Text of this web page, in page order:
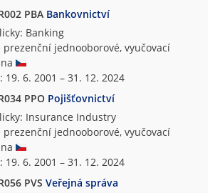
PBA Bankovnictví
Banking
prezenční jednooborové, vyučovací
19. 6. 2001 – 31. 12. 2024
PPO Pojišťovnictví
Insurance Industry
prezenční jednooborové, vyučovací
19. 6. 2001 – 31. 12. 2024
PVSVeřejná správa